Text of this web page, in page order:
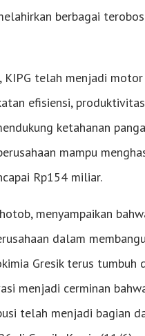
berbagai
telah menjadi
efisiensi,
ketahanan
mampu
Rp154 miliar.
menyampaikan
dalam
Gresik terus tumbuh
menjadi cerminan
telah menjadi bagian